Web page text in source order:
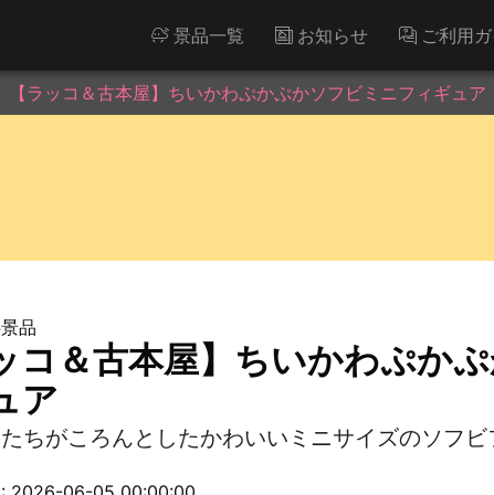
景品一覧 お知らせ ご利用
【ラッコ＆古本屋】ちいかわぷかぷかソフビミニフィギュア
品
コ＆古本屋】ちいかわぷか
ア
ちがころんとしたかわいいミニサイズのソフビ